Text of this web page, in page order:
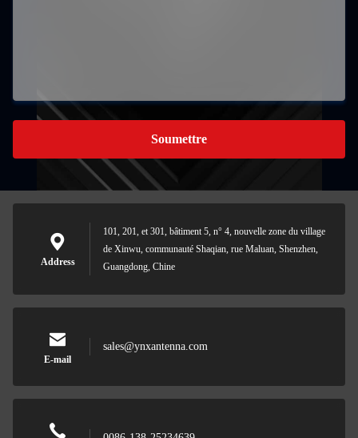
Soumettre
Address
101, 201, et 301, bâtiment 5, n° 4, nouvelle zone du village
de Xinwu, communauté Shaqian, rue Maluan, Shenzhen,
Guangdong, Chine
E-mail
sales@ynxantenna.com